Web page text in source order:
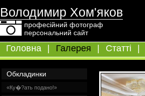
Володимир Хом'яков
професійний фотограф
персональний сайт
Головна Галерея Статті
Обкладинки
«Ку�?ать подано!»